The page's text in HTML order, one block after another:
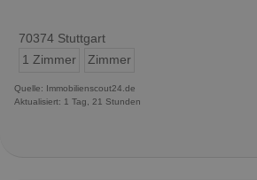
70374 Stuttgart
1 Zimmer
Zimmer
Quelle: Immobilienscout24.de
Aktualisiert: 1 Tag, 21 Stunden